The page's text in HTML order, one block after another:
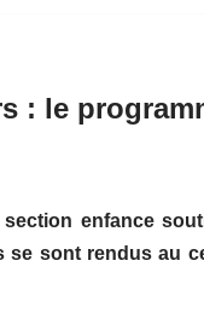
: le
enfance
sont rendus au